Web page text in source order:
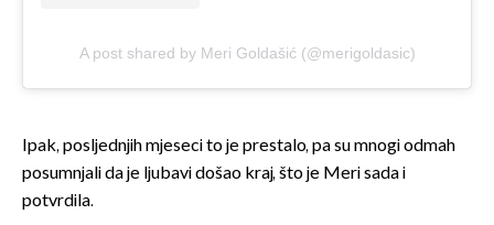
A post shared by Meri Goldašić (@merigoldasic)
Ipak, posljednjih mjeseci to je prestalo, pa su mnogi odmah
posumnjali da je ljubavi došao kraj, što je Meri sada i
potvrdila.